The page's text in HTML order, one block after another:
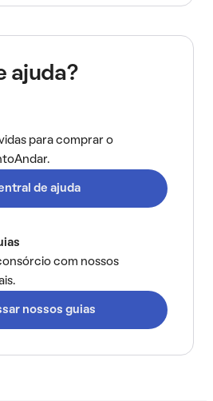
ajuda?
para comprar o
de ajuda
com nossos
nossos guias